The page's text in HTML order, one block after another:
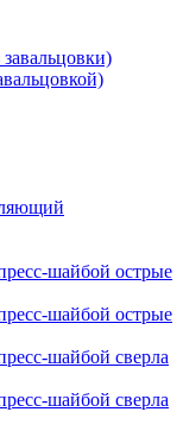
шайбой острые
шайбой острые
шайбой сверла
шайбой сверла